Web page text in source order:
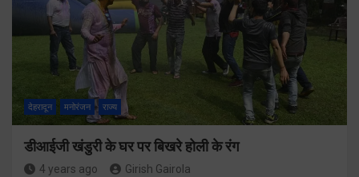
देहरादून मनोरंजन राज्य
डीआईजी खंडुरी के घर पर बिखरे होली के रंग
4 years ago Girish Gairola